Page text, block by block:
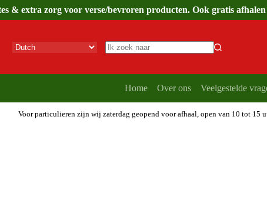
& extra zorg voor verse/bevroren producten. Ook gratis
Home Over ons Veelgestelde
Voor particulieren zijn wij zaterdag geopend voor afhaal, open van 10 tot 15